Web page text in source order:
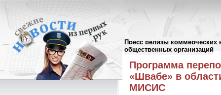
Пресс релизы коммерческих
общественных организаций
Пресс-релизы//
Программа
«Швабе» в
МИСИС